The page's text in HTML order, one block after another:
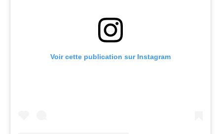
Voir cette publication sur Instagram